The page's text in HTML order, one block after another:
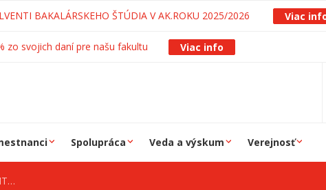
BAKALÁRSKEHO ŠTÚDIA V AK.ROKU 2025/2026 Viac
zo svojich daní pre našu fakultu Viac info
Spolupráca Veda a výskum Verejnosť